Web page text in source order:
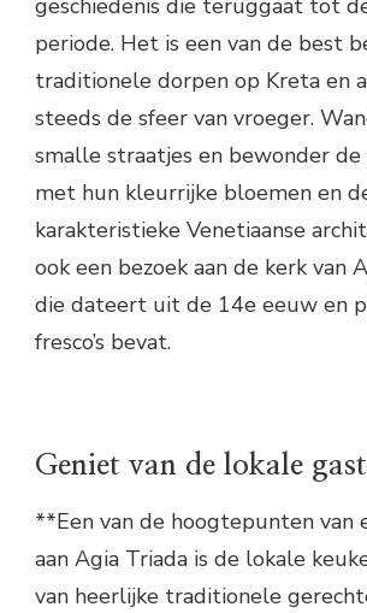
geschiedenis die teruggaat tot
periode. Het is een van de best
traditionele dorpen op Kreta en
steeds de sfeer van vroeger.
smalle straatjes en bewonder de
met hun kleurrijke bloemen en
karakteristieke Venetiaanse
ook een bezoek aan de kerk van
die dateert uit de 14e eeuw en
fresco’s bevat.
Geniet van de lokale
**Een van de hoogtepunten van
aan Agia Triada is de lokale
van heerlijke traditionele